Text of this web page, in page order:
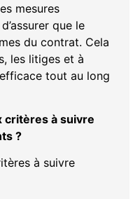
mesures
que le
du contrat. Cela
les litiges et à
tout au long
critères à suivre
?
à suivre